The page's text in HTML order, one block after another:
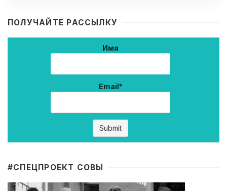
ПОЛУЧАЙТЕ РАССЫЛКУ
Имя
Email*
#CПЕЦПРОЕКТ СОВЫ